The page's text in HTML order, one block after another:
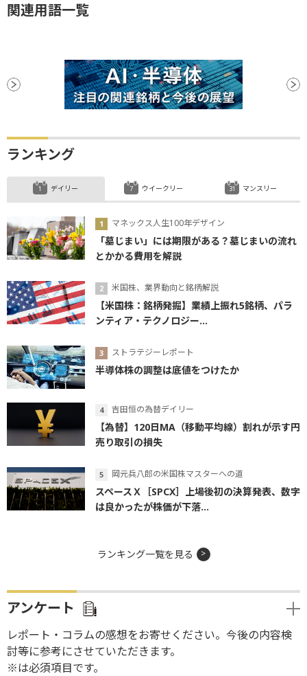
関連用語一覧
ランキング
デイリー
マネックス人生100年デザイン
「墓じまい」には期限がある？墓じまいの流れ
とかかる費用を解説
米国株、業界動向と銘柄解説
【米国株：銘柄発掘】業績上振れ5銘柄、パラ
ンティア・テクノロジー...
ストラテジーレポート
半導体株の調整は底値をつけたか
吉田恒の為替デイリー
【為替】120日MA（移動平均線）割れが示す円
売り取引の損失
岡元兵八郎の米国株マスターへの道
スペースＸ［SPCX］上場後初の決算発表、数字
は良かったが株価が下落...
ウイークリー マンスリー
ランキング一覧を見る
アンケート
レポート・コラムの感想をお寄せください。今後の内容検
討等に参考にさせていただきます。
※は必須項目です。